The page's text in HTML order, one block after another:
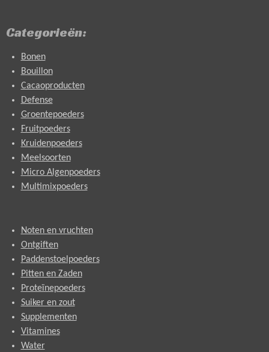
Categorieën:
Bonen
Bouillon
Cacaoproducten
Defense
Groentepoeders
Fruitpoeders
Kruidenpoeders
Meelsoorten
Micro Algenpoeders
Multimixpoeders
Noten en vruchten
Ontgiften
Paddenstoelpoeders
Pitten en Zaden
Proteïnepoeders
Suiker en zout
Supplementen
Vitamines
Water